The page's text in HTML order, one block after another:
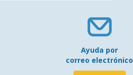
Ayuda por
correo electrónico